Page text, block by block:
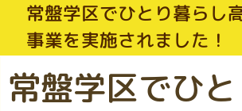
常盤学区でひとり暮らし
事業を実施されました！
常盤学区でひ